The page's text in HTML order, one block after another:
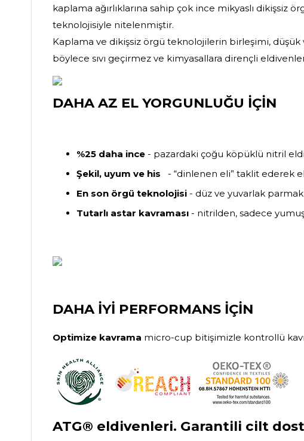
kaplama ağırlıklarına sahip çok ince mikyaslı dikişsiz
teknolojisiyle nitelenmiştir.
Kaplama ve dikişsiz örgü teknolojilerin birleşimi,
böylece sıvı geçirmez ve kimyasallara dirençli
DAHA AZ EL YORGUNLUĞU İÇİN
%25 daha ince - pazardaki çoğu köpüklü nitril
Şekil, uyum ve his - “dinlenen eli” taklit ederek
En son örgü teknolojisi - düz ve yuvarlak
Tutarlı astar kavraması - nitrilden, sadece
DAHA İYİ PERFORMANS İÇİN
Optimize kavrama micro-cup bitişimizle kontrollü
ATG® eldivenleri. Garantili cilt